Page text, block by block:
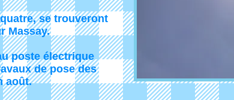
se trouveront
Massay.
poste électrique
de pose des
août.